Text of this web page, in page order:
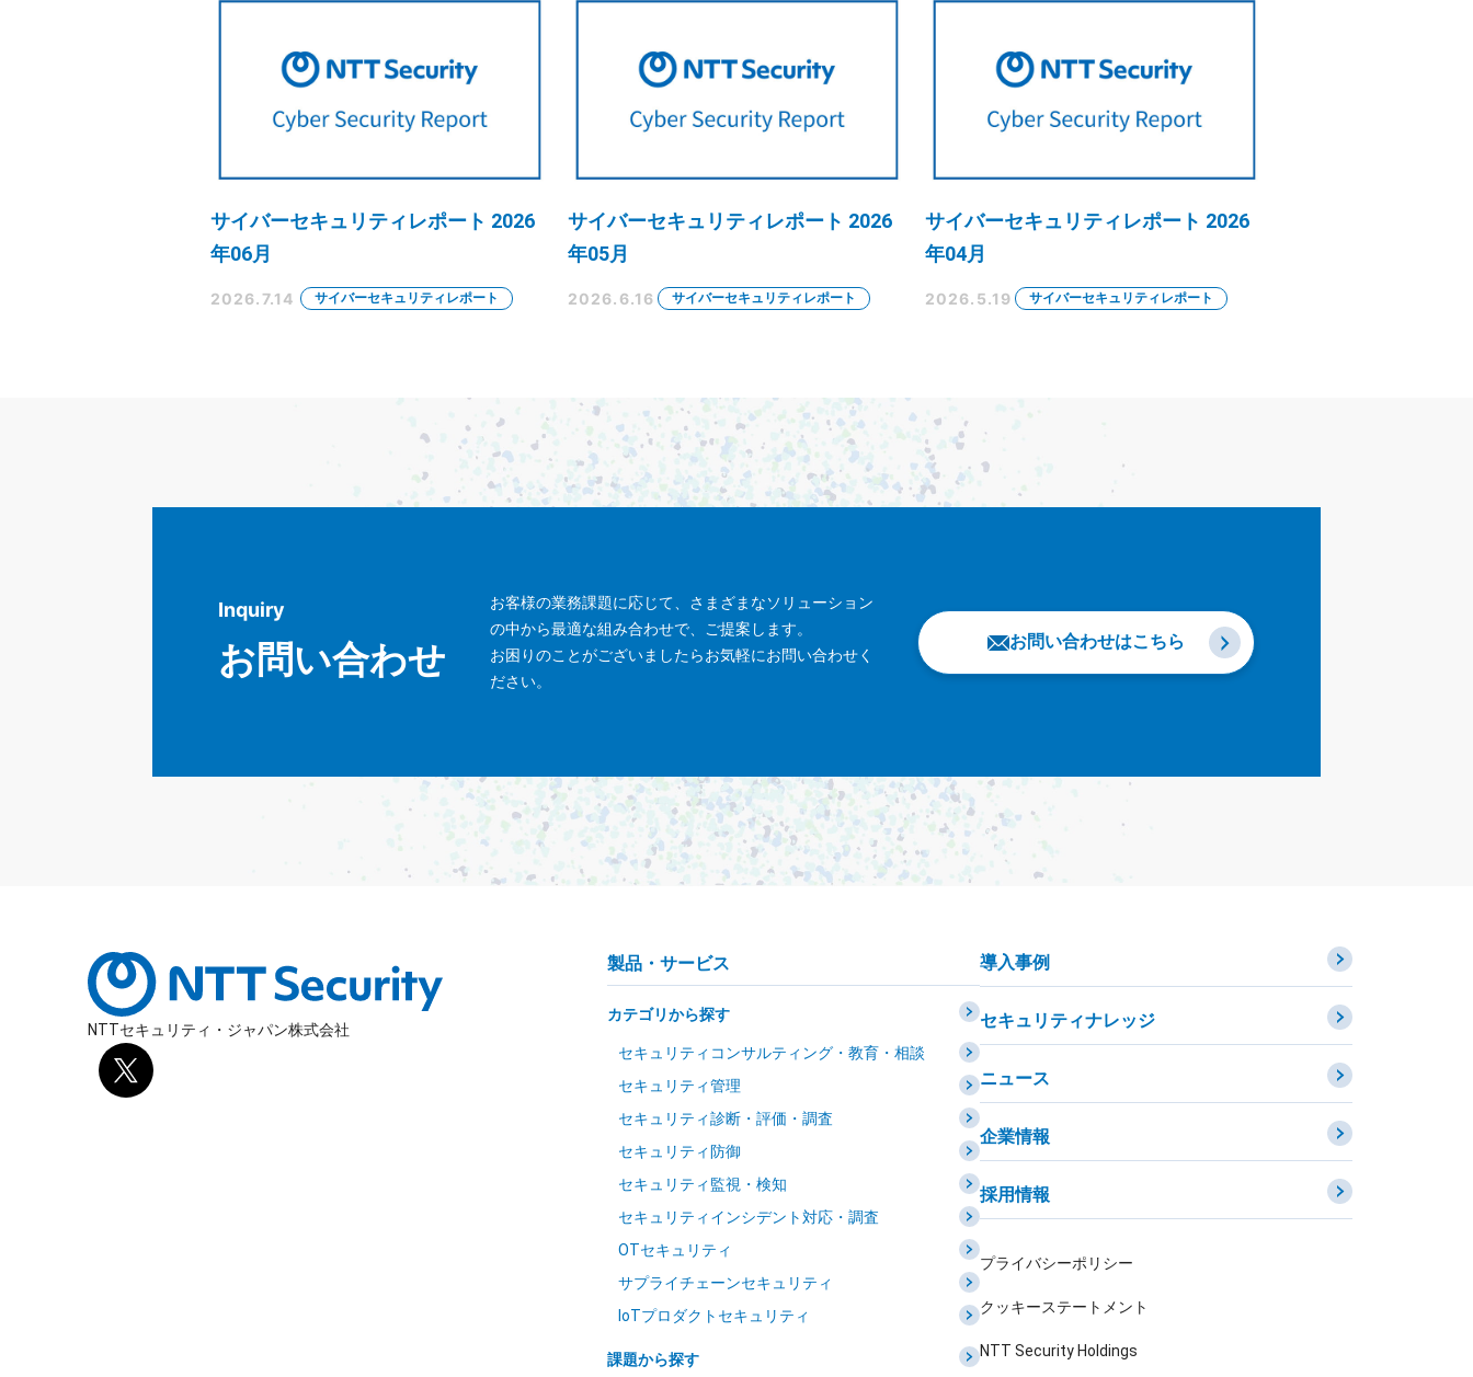
サイバーセキュリティレポート 2026
年06月
2026.7.14 サイバーセキュリティレポート
サイバーセキュリティレポート 2026
年05月
2026.6.16 サイバーセキュリティレポート
サイバーセキュリティレポート 2026
年04月
2026.5.19 サイバーセキュリティレポート
Inquiry
お問い合わせ
お客様の業務課題に応じて、さまざまなソリューション
の中から最適な組み合わせで、ご提案します。
お困りのことがございましたらお気軽にお問い合わせく
ださい。
お問い合わせはこちら
製品・サービス
カテゴリから探す
セキュリティコンサルティング・教育・相談
セキュリティ管理
セキュリティ診断・評価・調査
セキュリティ防御
セキュリティ監視・検知
セキュリティインシデント対応・調査
OTセキュリティ
サプライチェーンセキュリティ
IoTプロダクトセキュリティ
課題から探す
導入事例
セキュリティナレッジ
ニュース
企業情報
採用情報
プライバシーポリシー
クッキーステートメント
NTT Security Holdings
NTTセキュリティ・ジャパン株式会社